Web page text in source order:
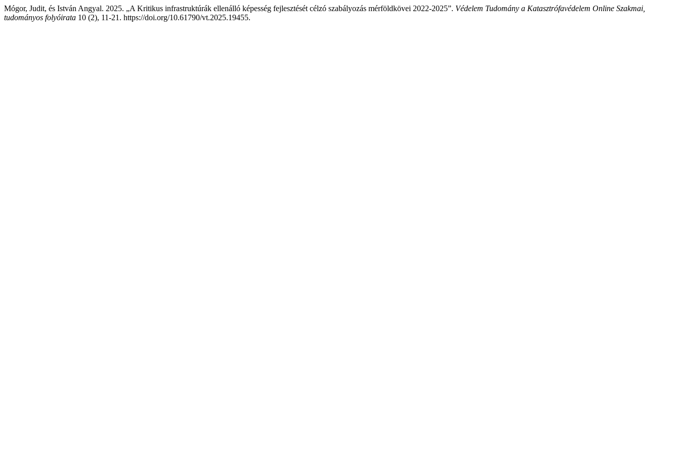
Mógor, Judit, és István Angyal. 2025. „A Kritikus infrastruktúrák ellenálló képesség fejlesztését célzó szabályozás mérföldkövei 2022-2025”. Védelem Tudomány a Katasztrófavédelem Online Szakmai,
tudományos folyóirata 10 (2), 11-21. https://doi.org/10.61790/vt.2025.19455.